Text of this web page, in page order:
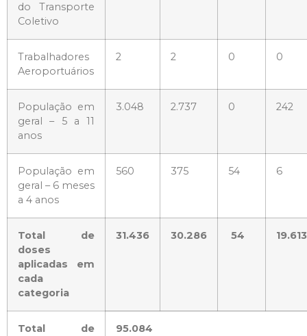
do Transporte
Coletivo
Trabalhadores
Aeroportuários
2 2 0 0
População em
geral – 5 a 11
anos
3.048 2.737 0 242
População em
geral – 6 meses
a 4 anos
560 375 54 6
Total de
doses
aplicadas em
cada
categoria
31.436 30.286 54 19.613
Total de
95.084